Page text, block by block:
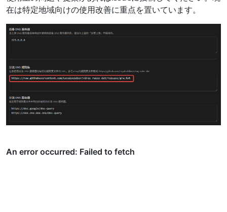
在は特定地域向けの使用改善に重点を置いています。